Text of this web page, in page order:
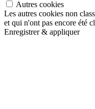
Autres cookies
Les autres cookies non
et qui n'ont pas encore été
Enregistrer & appliquer